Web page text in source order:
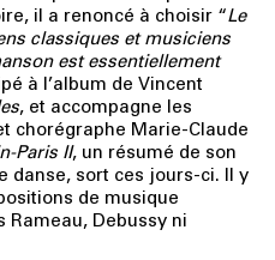
il a renoncé à choisir “Le
classiques et musiciens
est essentiellement
à l’album de Vincent
, et accompagne les
chorégraphe Marie-Claude
Paris II, un résumé de son
danse, sort ces jours-ci. Il y
de musique
Debussy ni